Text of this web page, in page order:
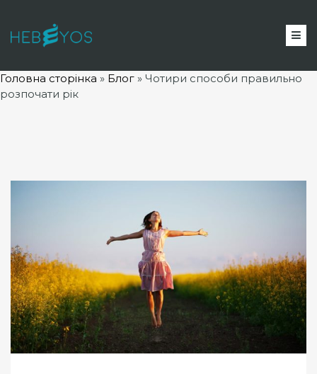
Головна сторінка » Блог » Чотири способи правильно
розпочати рік